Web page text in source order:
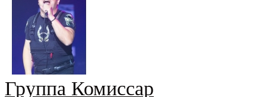
Группа Комиссар